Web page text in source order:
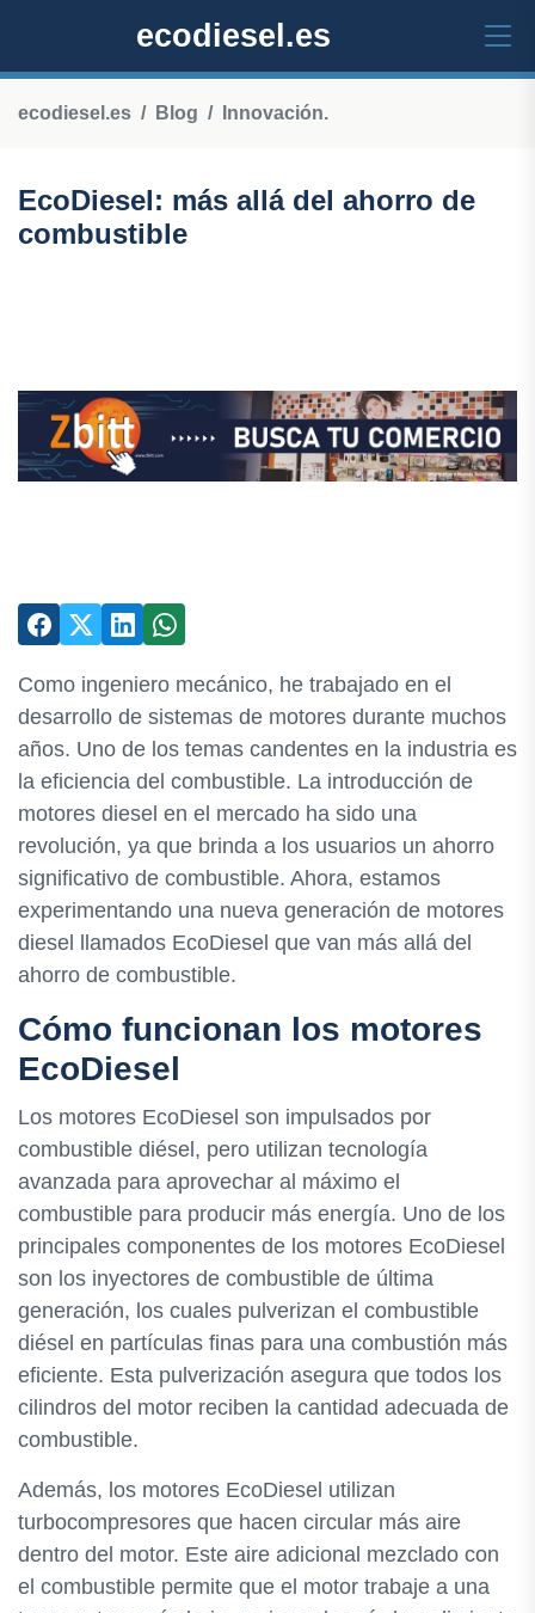
ecodiesel.es
ecodiesel.es Blog Innovación.
EcoDiesel: más allá del ahorro de
combustible
Como ingeniero mecánico, he trabajado en el
desarrollo de sistemas de motores durante muchos
años. Uno de los temas candentes en la industria es
la eficiencia del combustible. La introducción de
motores diesel en el mercado ha sido una
revolución, ya que brinda a los usuarios un ahorro
significativo de combustible. Ahora, estamos
experimentando una nueva generación de motores
diesel llamados EcoDiesel que van más allá del
ahorro de combustible.
Cómo funcionan los motores
EcoDiesel
Los motores EcoDiesel son impulsados por
combustible diésel, pero utilizan tecnología
avanzada para aprovechar al máximo el
combustible para producir más energía. Uno de los
principales componentes de los motores EcoDiesel
son los inyectores de combustible de última
generación, los cuales pulverizan el combustible
diésel en partículas finas para una combustión más
eficiente. Esta pulverización asegura que todos los
cilindros del motor reciben la cantidad adecuada de
combustible.
Además, los motores EcoDiesel utilizan
turbocompresores que hacen circular más aire
dentro del motor. Este aire adicional mezclado con
el combustible permite que el motor trabaje a una